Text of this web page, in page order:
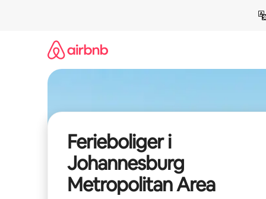
Ferieboliger i
Johannesburg
Metropolitan Area